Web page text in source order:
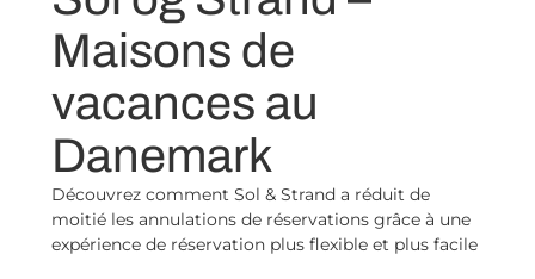
Maisons de
vacances au
Danemark
Découvrez comment Sol & Strand a réduit de
moitié les annulations de réservations grâce à une
expérience de réservation plus flexible et plus facile